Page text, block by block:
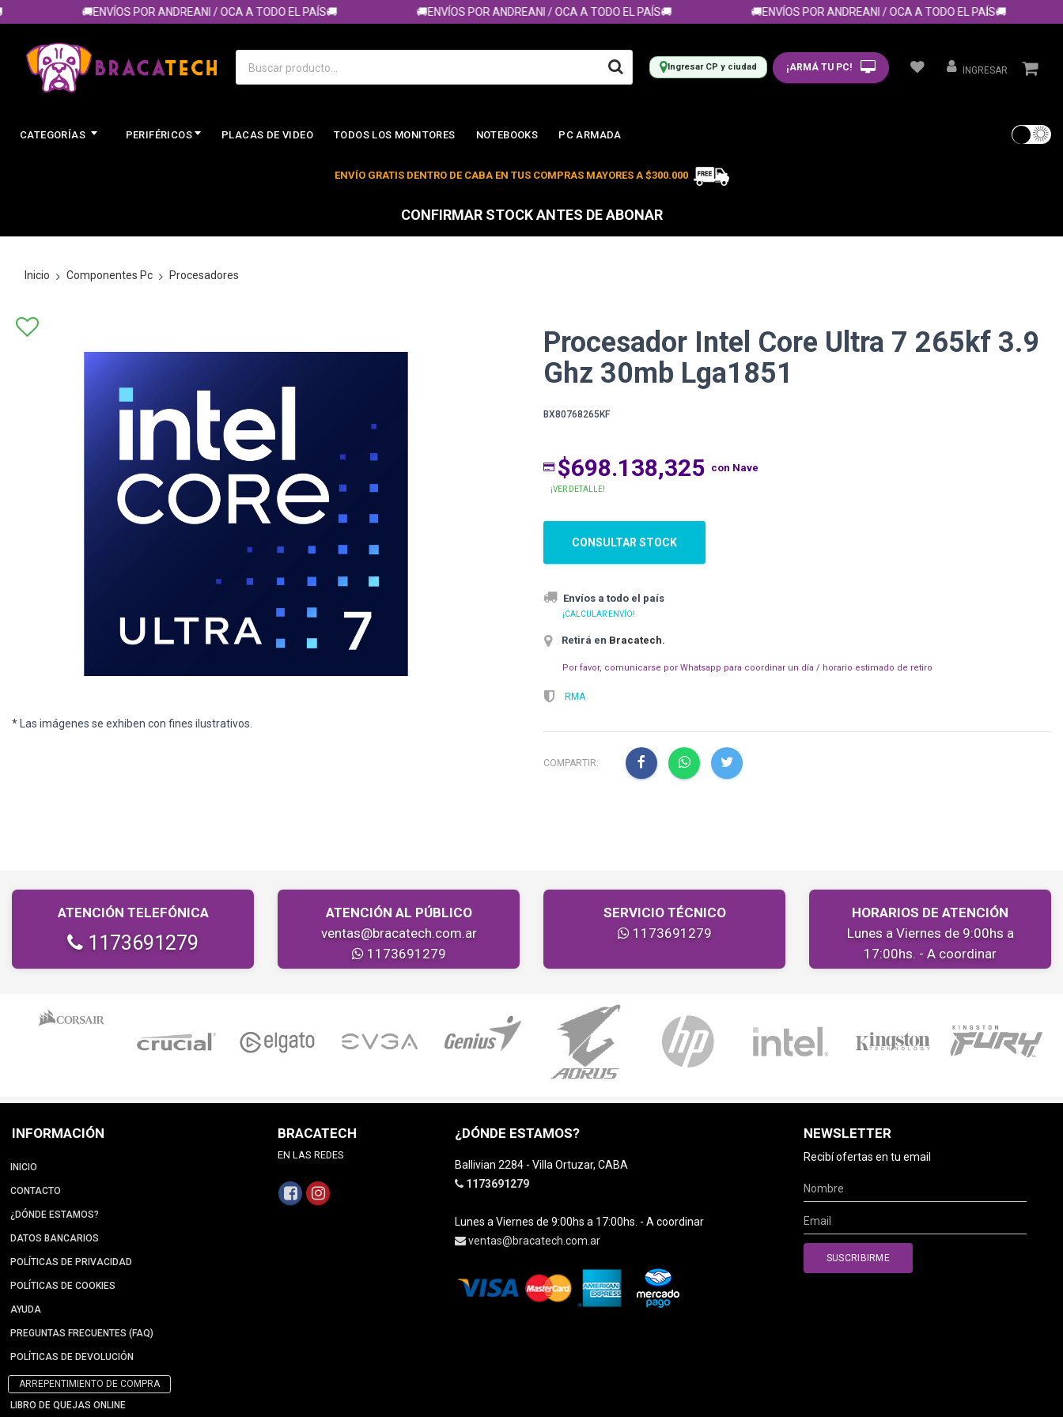
🚚ENVÍOS POR ANDREANI / OCA A TODO EL PAÍS🚚 🚚ENVÍOS POR ANDREANI / OCA A TODO EL PAÍS🚚 🚚ENVÍOS POR ANDREANI / OCA A TODO EL PAÍS🚚
Ingresar CP y ciudad ¡ARMÁ TU PC! INGRESAR
CATEGORÍAS PERIFÉRICOS PLACAS DE VIDEO TODOS LOS MONITORES NOTEBOOKS PC ARMADA
ENVÍO GRATIS DENTRO DE CABA EN TUS COMPRAS MAYORES A $300.000
CONFIRMAR STOCK ANTES DE ABONAR
Inicio Componentes Pc Procesadores
* Las imágenes se exhiben con fines ilustrativos.
Procesador Intel Core Ultra 7 265kf 3.9
Ghz 30mb Lga1851
BX80768265KF
$698.138,325 con Nave
¡VER DETALLE!
CONSULTAR STOCK
Envíos a todo el país
¡CALCULAR ENVÍO!
Retirá en Bracatech.
Por favor, comunicarse por Whatsapp para coordinar un día / horario estimado de retiro
RMA
COMPARTIR:
ATENCIÓN TELEFÓNICA
1173691279
ATENCIÓN AL PÚBLICO
ventas@bracatech.com.ar
1173691279
SERVICIO TÉCNICO
1173691279
HORARIOS DE ATENCIÓN
Lunes a Viernes de 9:00hs a
17:00hs. - A coordinar
INFORMACIÓN
INICIO
CONTACTO
¿DÓNDE ESTAMOS?
DATOS BANCARIOS
POLÍTICAS DE PRIVACIDAD
POLÍTICAS DE COOKIES
AYUDA
PREGUNTAS FRECUENTES (FAQ)
POLÍTICAS DE DEVOLUCIÓN
ARREPENTIMIENTO DE COMPRA
LIBRO DE QUEJAS ONLINE
BRACATECH
EN LAS REDES
¿DÓNDE ESTAMOS?
Ballivian 2284 - Villa Ortuzar, CABA
1173691279
Lunes a Viernes de 9:00hs a 17:00hs. - A coordinar
ventas@bracatech.com.ar
NEWSLETTER
Recibí ofertas en tu email